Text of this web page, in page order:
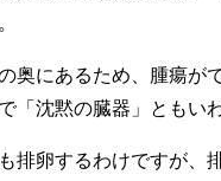
奥にあるため、腫瘍が
「沈黙の臓器」ともい
排卵するわけですが、